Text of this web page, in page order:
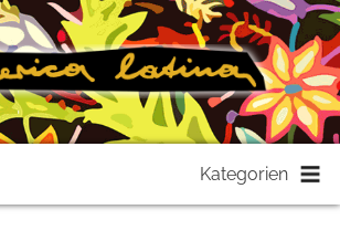
Kategorien